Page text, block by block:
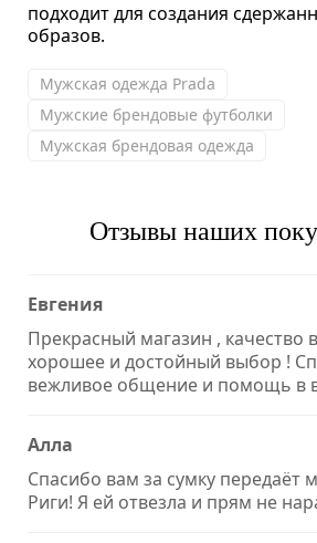
подходит для создания
образов.
Мужская одежда Prada
Мужские брендовые футболки
Мужская брендовая одежда
Отзывы наших
Евгения
Прекрасный магазин , качество
хорошее и достойный выбор !
вежливое общение и помощь в
Алла
Спасибо вам за сумку передаёт
Риги! Я ей отвезла и прям не